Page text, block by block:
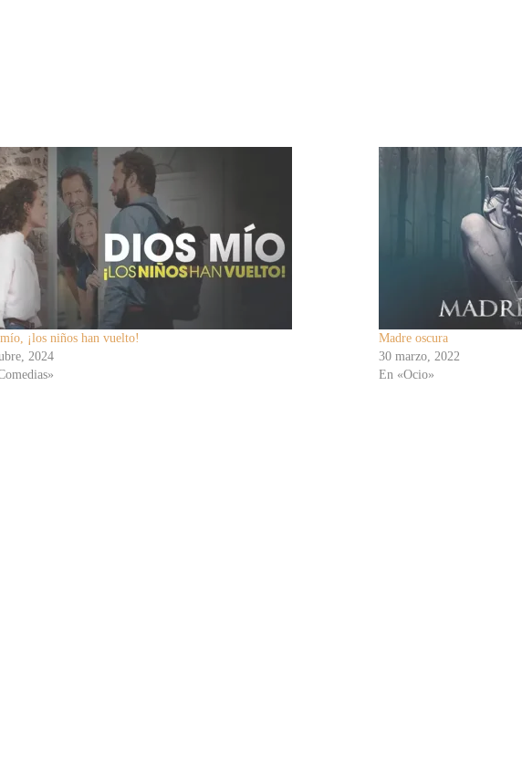
¡los niños han vuelto!
2024
Madre oscura
30 marzo, 2022
En «Ocio»